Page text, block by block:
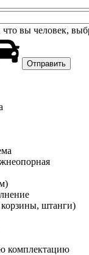
вы человек,
штанги)
комплектацию